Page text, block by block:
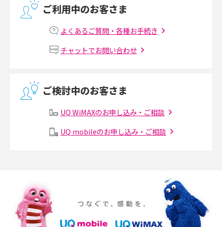
マンションで光回線の利用を始める手順は？設備状況の確認方法も解説
Wi-Fiルーターの設定方法をわかりやすく解説！事前に準備すべきものも紹
無線LANとは？メリット・デメリットや接続方法を解説
メッシュWi-Fiとは？仕組みやメリット・デメリット、中継機との違いを解
ポケット型Wi-Fiをレンタルするメリットとは？選び方や向いている方の特
徴も紹介
ご利用中のお客さま
よくあるご質問・各種お手続き
チャットでお問い合わせ
ご検討中のお客さま
UQ WiMAXのお申し込み・ご相談
UQ mobileのお申し込み・ご相談